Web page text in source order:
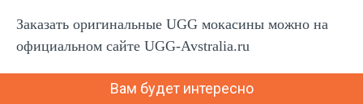
Заказать оригинальные UGG мокасины можно на
официальном сайте UGG-Avstralia.ru
Вам будет интересно